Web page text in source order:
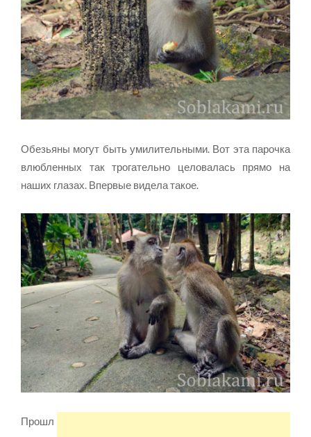
Обезьяны могут быть умилительными. Вот эта парочка
влюбленных так трогательно целовалась прямо на
наших глазах. Впервые видела такое.
Прошл